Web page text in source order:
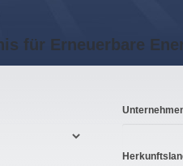
für Erneuerbare